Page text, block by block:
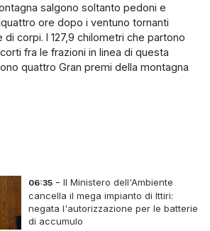
salgono soltanto pedoni e
ore dopo i ventuno tornanti
di corpi. I 127,9 chilometri che partono
fra le frazioni in linea di questa
quattro Gran premi della montagna
06:35 -Il Ministero dell'Ambiente
cancella il mega impianto di Ittiri:
negata l'autorizzazione per le batterie
di accumulo